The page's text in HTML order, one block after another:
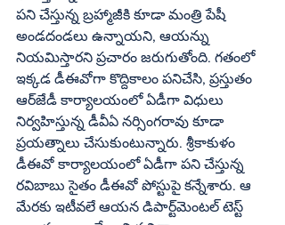
పని చేస్తున్న బ్రహ్మాజీకి కూడా మంత్రి పేషీ
అండదండలు ఉన్నాయని, ఆయన్ను
నియమిస్తారని ప్రచారం జరుగుతోంది. గతంలో
ఇక్కడ డీఈవోగా కొద్దికాలం పనిచేసి, ప్రస్తుతం
ఆర్‌జేడీ కార్యాలయంలో ఏడీగా విధులు
నిర్వహిస్తున్న డీవీఏ నర్సింగరావు కూడా
ప్రయత్నాలు చేసుకుంటున్నారు. శ్రీకాకుళం
డీఈవో కార్యాలయంలో ఏడీగా పని చేస్తున్న
రవిబాబు సైతం డీఈవో పోస్టుపై కన్నేశారు. ఆ
మేరకు ఇటీవలే ఆయన డిపార్ట్‌మెంటల్‌ టెస్ట్‌